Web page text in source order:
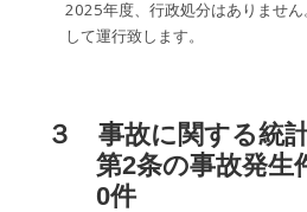
2025年度、行政処分はありませ
して運行致します。
３ 事故に関する統
第2条の事故発生
0件